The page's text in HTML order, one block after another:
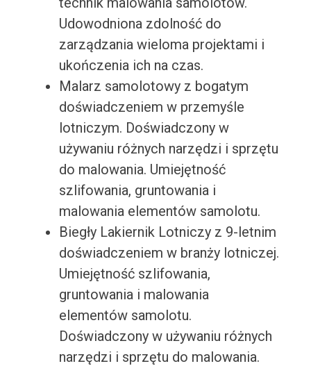
Udowodniona zdolność do
zarządzania wieloma projektami i
ukończenia ich na czas.
Malarz samolotowy z bogatym
doświadczeniem w przemyśle
lotniczym. Doświadczony w
używaniu różnych narzędzi i sprzętu
do malowania. Umiejętność
szlifowania, gruntowania i
malowania elementów samolotu.
Biegły Lakiernik Lotniczy z 9-letnim
doświadczeniem w branży lotniczej.
Umiejętność szlifowania,
gruntowania i malowania
elementów samolotu.
Doświadczony w używaniu różnych
narzędzi i sprzętu do malowania.